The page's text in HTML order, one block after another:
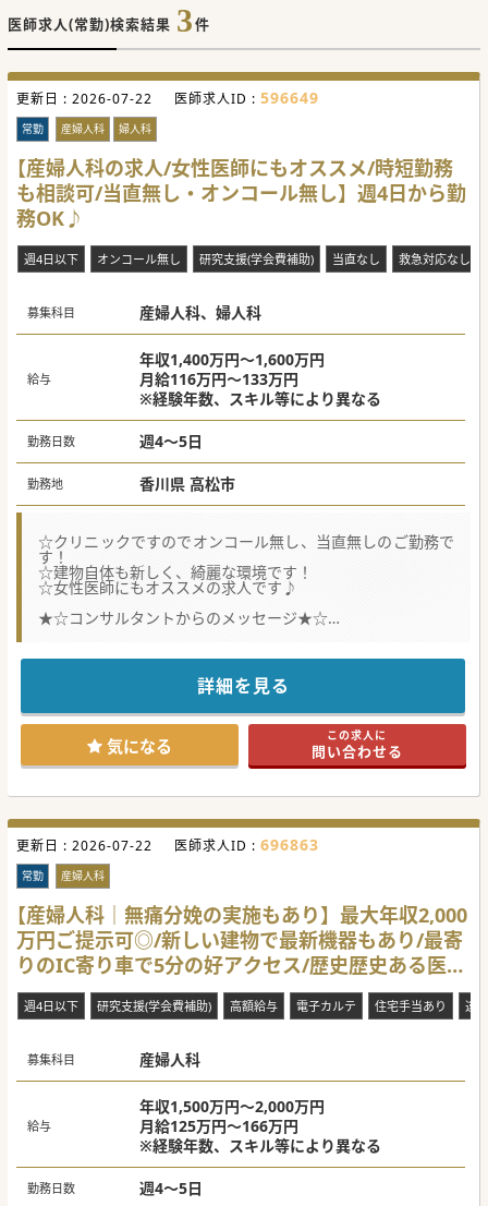
医師求人(常勤)検索結果 3件
更新日 : 2026-07-22 医師求人ID : 596649
常勤 産婦人科 婦人科
【産婦人科の求人/女性医師にもオススメ/時短勤務
も相談可/当直無し・オンコール無し】週4日から勤
務OK♪
週4日以下 オンコール無し 研究支援(学会費補助) 当直なし 救急対応なし
募集科目 産婦人科、婦人科
給与
年収1,400万円～1,600万円
月給116万円～133万円
※経験年数、スキル等により異なる
勤務日数 週4～5日
勤務地 香川県 高松市
☆クリニックですのでオンコール無し、当直無しのご勤務で
す！
☆建物自体も新しく、綺麗な環境です！
☆女性医師にもオススメの求人です♪
★☆コンサルタントからのメッセージ★☆
地域の患者さんから評判のクリニックで、健診やワクチン接
種も積極的に行っています。
経営面でも右肩上がりのクリニックで将来性もございます♪
#秋入職可
詳細を見る
気になる この求人に
問い合わせる
更新日 : 2026-07-22 医師求人ID : 696863
常勤 産婦人科
【産婦人科｜無痛分娩の実施もあり】最大年収2,000
万円ご提示可◎/新しい建物で最新機器もあり/最寄
りのIC寄り車で5分の好アクセス/歴史歴史ある医療
機関です♪
週4日以下 研究支援(学会費補助) 高額給与 電子カルテ 住宅手当あり 遠
募集科目 産婦人科
給与
年収1,500万円～2,000万円
月給125万円～166万円
※経験年数、スキル等により異なる
勤務日数 週4～5日